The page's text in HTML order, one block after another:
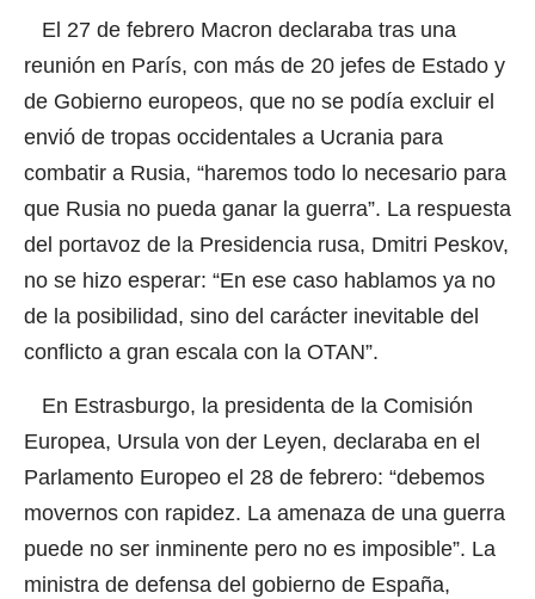
El 27 de febrero Macron declaraba tras una
reunión en París, con más de 20 jefes de Estado y
de Gobierno europeos, que no se podía excluir el
envió de tropas occidentales a Ucrania para
combatir a Rusia, “haremos todo lo necesario para
que Rusia no pueda ganar la guerra”. La respuesta
del portavoz de la Presidencia rusa, Dmitri Peskov,
no se hizo esperar: “En ese caso hablamos ya no
de la posibilidad, sino del carácter inevitable del
conflicto a gran escala con la OTAN”.
En Estrasburgo, la presidenta de la Comisión
Europea, Ursula von der Leyen, declaraba en el
Parlamento Europeo el 28 de febrero: “debemos
movernos con rapidez. La amenaza de una guerra
puede no ser inminente pero no es imposible”. La
ministra de defensa del gobierno de España,